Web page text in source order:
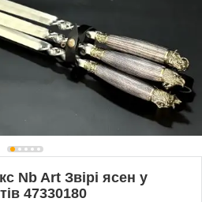
Nb Art Звірі ясен у
47330180